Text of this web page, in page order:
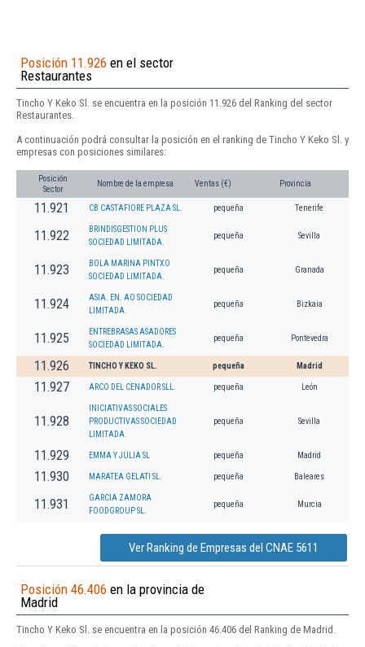
Posición 11.926 en el sector
Restaurantes
Tincho Y Keko Sl. se encuentra en la posición 11.926 del Ranking del sector
Restaurantes.
A continuación podrá consultar la posición en el ranking de Tincho Y Keko Sl. y
empresas con posiciones similares:
Posición
Sector
Nombre de la empresa Ventas (€) Provincia
11.921 CB CASTAFIORE PLAZA SL. pequeña Tenerife
11.922
BRINDISGESTION PLUS
SOCIEDAD LIMITADA.
pequeña Sevilla
11.923
BOLA MARINA PINTXO
SOCIEDAD LIMITADA.
pequeña Granada
11.924
ASIA. EN. AO SOCIEDAD
LIMITADA.
pequeña Bizkaia
11.925
ENTREBRASAS ASADORES
SOCIEDAD LIMITADA.
pequeña Pontevedra
11.926 TINCHO Y KEKO SL. pequeña Madrid
11.927 ARCO DEL CENADOR SLL. pequeña León
11.928
INICIATIVAS SOCIALES
PRODUCTIVAS SOCIEDAD
LIMITADA.
pequeña Sevilla
11.929 EMMA Y JULIA SL pequeña Madrid
11.930 MARATEA GELATI SL. pequeña Baleares
11.931
GARCIA ZAMORA
FOODGROUP SL.
pequeña Murcia
Ver Ranking de Empresas del CNAE 5611
Posición 46.406 en la provincia de
Madrid
Tincho Y Keko Sl. se encuentra en la posición 46.406 del Ranking de Madrid.